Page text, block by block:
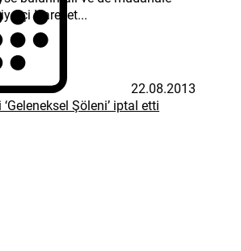
Hareket...
22.08.2013